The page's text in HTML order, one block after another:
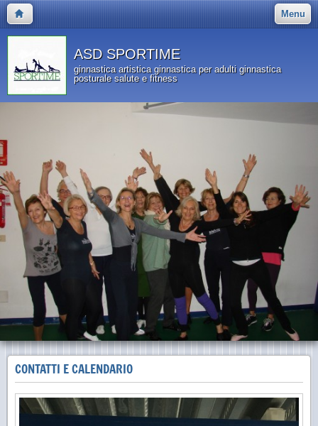
Menu
ASD SPORTIME
ginnastica artistica ginnastica per adulti ginnastica
posturale salute e fitness
CONTATTI E CALENDARIO